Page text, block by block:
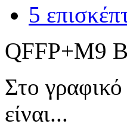
5
QFFP+M9
Στο
είναι...